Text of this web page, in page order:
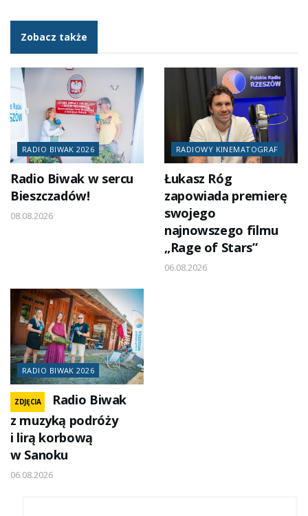
Zobacz także
RADIO BIWAK 2026
Radio Biwak w sercu
Bieszczadów!
08.08.2026
RADIOWY KINEMATOGRAF
Łukasz Róg
zapowiada premierę
swojego
najnowszego filmu
„Rage of Stars”
06.08.2026
RADIO BIWAK 2026
ZDJĘCIA
Radio Biwak
z muzyką podróży
i lirą korbową
w Sanoku
06.08.2026